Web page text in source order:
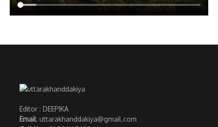
Editor : DEEPIKA
Email: uttarakhanddakiya@gmail.com